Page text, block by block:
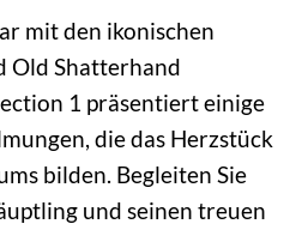
mit den ikonischen
Old Shatterhand
1 präsentiert einige
die das Herzstück
bilden. Begleiten Sie
und seinen treuen